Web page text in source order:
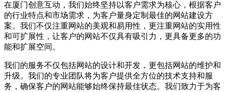
在厦门创意互动，我们始终坚持以客户需求为核心，根据客户
的行业特点和市场需求，为客户量身定制最佳的网站建设方
案。我们不仅注重网站的美观和易用性，更注重网站的实用性
和可扩展性，让客户的网站不仅具有吸引力，更具备更多的功
能和扩展空间。
我们的服务不仅包括网站的设计和开发，更包括网站的维护和
升级。我们的专业团队将为客户提供全方位的技术支持和服
务，确保客户的网站能够始终保持最佳状态。我们致力于为客